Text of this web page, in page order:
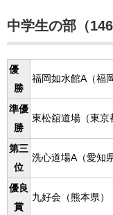
中学生の部（146
優
勝
福岡如水館A（福
準優
勝
東松舘道場（東京
第三
位
洗心道場A（愛知
優良
賞
九好会（熊本県）